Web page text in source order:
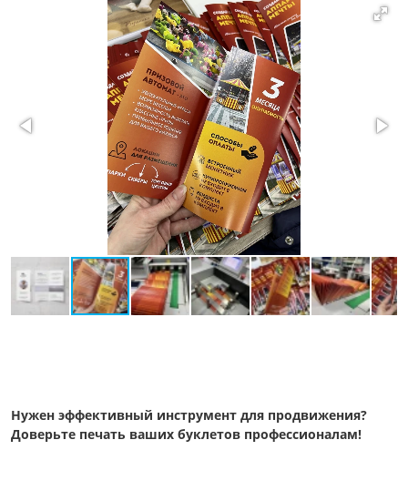
Нужен эффективный инструмент для продвижения?
Доверьте печать ваших буклетов профессионалам!